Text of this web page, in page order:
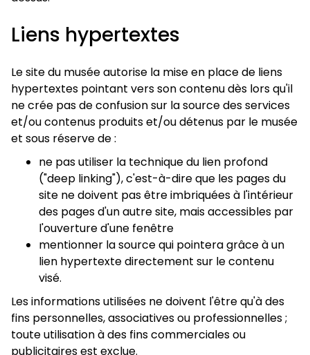
Liens hypertextes
Le site du musée autorise la mise en place de liens
hypertextes pointant vers son contenu dès lors qu'il
ne crée pas de confusion sur la source des services
et/ou contenus produits et/ou détenus par le musée
et sous réserve de :
ne pas utiliser la technique du lien profond
("deep linking"), c'est-à-dire que les pages du
site ne doivent pas être imbriquées à l'intérieur
des pages d'un autre site, mais accessibles par
l'ouverture d'une fenêtre
mentionner la source qui pointera grâce à un
lien hypertexte directement sur le contenu
visé.
Les informations utilisées ne doivent l'être qu'à des
fins personnelles, associatives ou professionnelles ;
toute utilisation à des fins commerciales ou
publicitaires est exclue.